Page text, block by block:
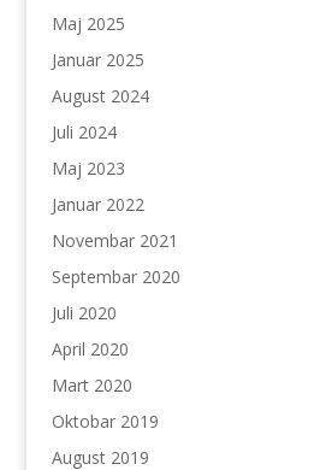
Maj 2025
Januar 2025
August 2024
Juli 2024
Maj 2023
Januar 2022
Novembar 2021
Septembar 2020
Juli 2020
April 2020
Mart 2020
Oktobar 2019
August 2019